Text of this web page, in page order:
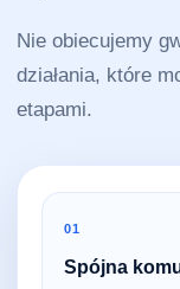
Nie obiecujemy
działania, które
etapami.
01
Spójna